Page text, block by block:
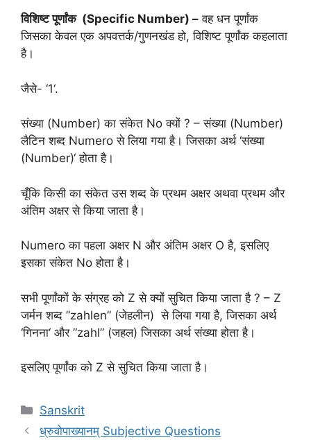
विशिष्ट पूर्णांक (Specific Number) – वह धन पूर्णांक
जिसका केवल एक अपवत्तर्क/गुणनखंड हो, विशिष्ट पूर्णांक कहलाता
है।
जैसे- ‘1‘.
संख्या (Number) का संकेत No क्यों ? – संख्या (Number)
लैटिन शब्द Numero से लिया गया है। जिसका अर्थ ‘संख्या
(Number)‘ होता है।
चूँकि किसी का संकेत उस शब्द के प्रथम अक्षर अथवा प्रथम और
अंतिम अक्षर से किया जाता है।
Numero का पहला अक्षर N और अंतिम अक्षर O है, इसलिए
इसका संकेत No होता है।
सभी पूर्णांकों के संग्रह को Z से क्यों सुचित किया जाता है ? – Z
जर्मन शब्द ”zahlen” (जेहलीन) से लिया गया है, जिसका अर्थ
‘गिनना‘ और ”zahl” (जहल) जिसका अर्थ संख्या होता है।
इसलिए पूर्णांक को Z से सुचित किया जाता है।
Categories
Sanskrit
ध्रुवोपाख्‍यानम् Subjective Questions